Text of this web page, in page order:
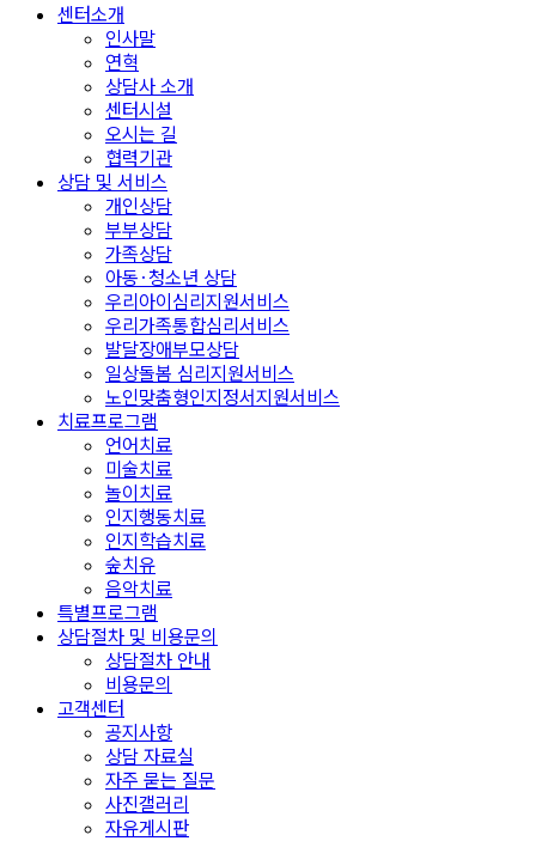
센터소개
인사말
연혁
상담사 소개
센터시설
오시는 길
협력기관
상담 및 서비스
개인상담
부부상담
가족상담
아동·청소년 상담
우리아이심리지원서비스
우리가족통합심리서비스
발달장애부모상담
일상돌봄 심리지원서비스
노인맞춤형인지정서지원서비스
치료프로그램
언어치료
미술치료
놀이치료
인지행동치료
인지학습치료
숲치유
음악치료
특별프로그램
상담절차 및 비용문의
상담절차 안내
비용문의
고객센터
공지사항
상담 자료실
자주 묻는 질문
사진갤러리
자유게시판